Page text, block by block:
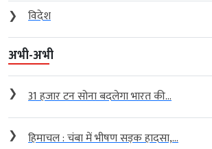
❯
विदेश
अभी-अभी
❯ 31 हजार टन सोना बदलेगा भारत की...
❯ हिमाचल : चंबा में भीषण सड़क हादसा,...